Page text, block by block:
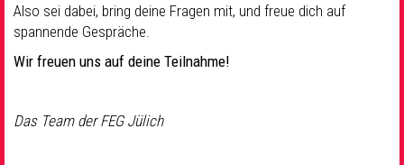
Also sei dabei, bring deine Fragen mit, und freue dich auf
spannende Gespräche.
Wir freuen uns auf deine Teilnahme!
Das Team der FEG Jülich